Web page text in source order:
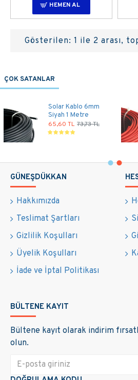
HEMEN AL
Gösterilen: 1 ile 2 arası,
ÇOK SATANLAR
Solar Kablo 6mm
Siyah 1 Metre
65,60 TL 73,73 TL
GÜNEŞDÜKKAN
Hakkımızda
Teslimat Şartları
Gizlilik Koşulları
Üyelik Koşulları
İade ve İptal Politikası
BÜLTENE KAYIT
Bültene kayıt olarak indirim
olun.